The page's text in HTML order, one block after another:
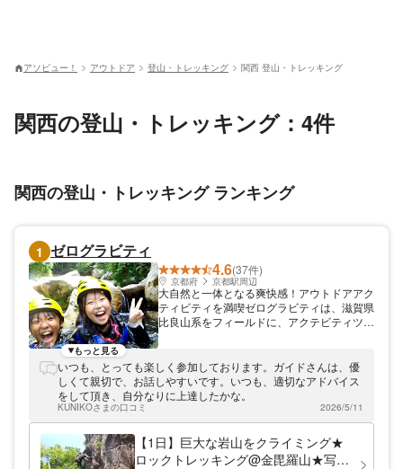
アソビュー！ アウトドア 登山・トレッキング 関西 登山・トレッキング
関西の登山・トレッキング：4件
関西の登山・トレッキング ランキング
1 ゼログラビティ
4.6(37件)
京都府 京都駅周辺
大自然と一体となる爽快感！アウトドアアク
ティビティを満喫ゼログラビティは、滋賀県
比良山系をフィールドに、アクテビティツア
にはトイレ、シャワールーム等の設備も充
実。女性の方も快適に利用できます。送迎も
ありで便利！
もっと見る
いつも、とっても楽しく参加しております。ガイドさんは、優
しくて親切で、お話しやすいです。いつも、適切なアドバイス
をして頂き、自分なりに上達したかな。
KUNIKOさまの口コミ 2026/5/11
【1日】巨大な岩山をクライミング★
ロックトレッキング@金毘羅山★写真